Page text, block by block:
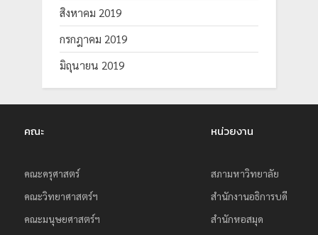
สิงหาคม 2019
กรกฎาคม 2019
มิถุนายน 2019
คณะ
คณะครุศาสตร์
คณะวิทยาศาสตร์ฯ
คณะมนุษยศาสตร์ฯ
หน่วยงาน
สภามหาวิทยาลัย
สำนักงานอธิการบดี
สำนักหอสมุด